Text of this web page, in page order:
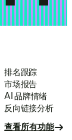
排名跟踪
市场报告
AI 品牌情绪
反向链接分析
查看所有功能